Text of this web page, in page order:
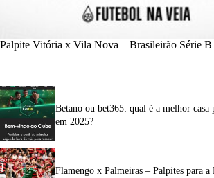
Palpite Vitória x Vila Nova – Brasileirão Série B
Betano ou bet365: qual é a melhor casa
em 2025?
Flamengo x Palmeiras – Palpites para a